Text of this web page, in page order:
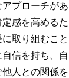
プローチがあ
感を高めるた
取り組むこと
信を持ち、自
人との関係を